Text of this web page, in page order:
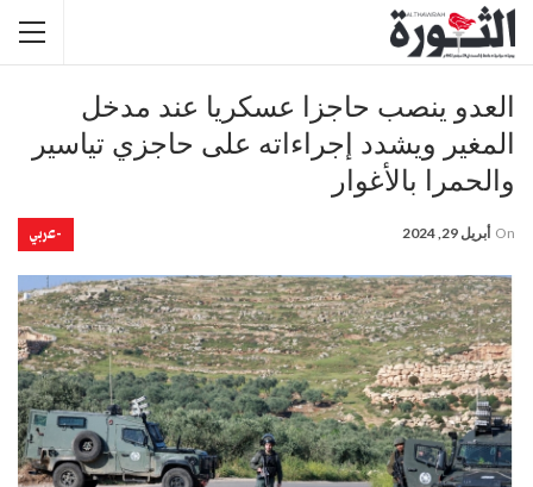
العدو ينصب حاجزا عسكريا عند مدخل
المغير ويشدد إجراءاته على حاجزي تياسير
والحمرا بالأغوار
-عربي On أبريل 29, 2024